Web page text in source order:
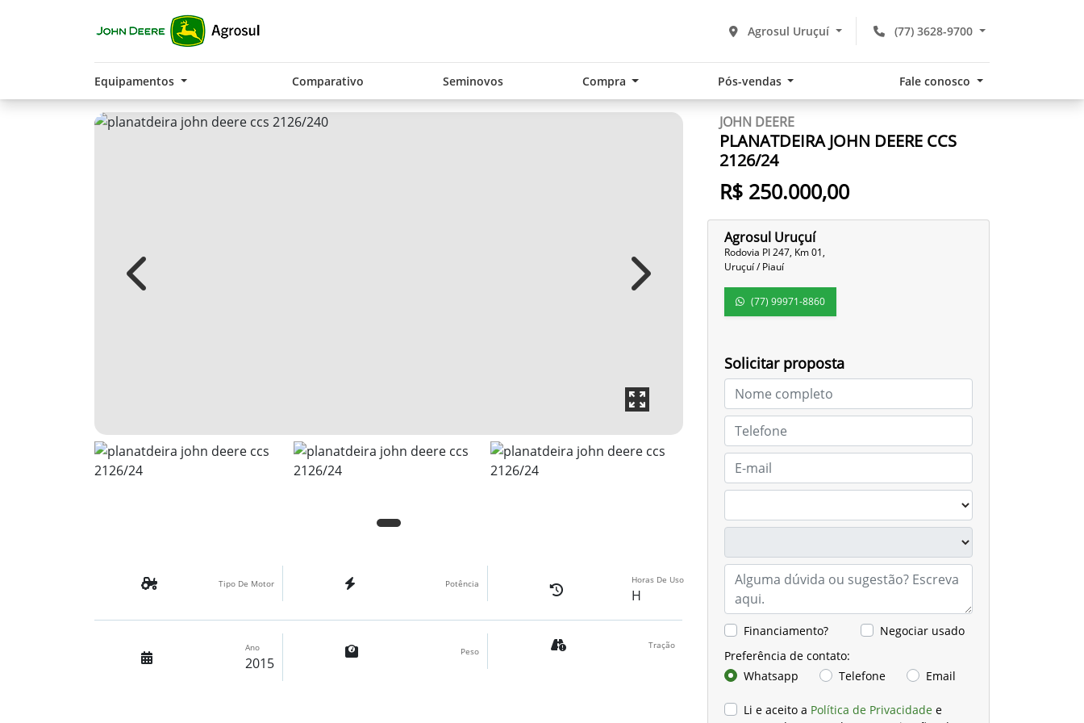
(77) 3628-9700
Agrosul Uruçuí
Equipamentos Comparativo Seminovos Compra Pós-vendas Fale conosco
JOHN DEERE
PLANATDEIRA JOHN DEERE CCS
2126/24
R$ 250.000,00
Agrosul Uruçuí
Rodovia PI 247, Km 01,
Uruçuí / Piauí
(77) 99971-8860
Solicitar proposta
Financiamento?
Negociar usado
Preferência de contato:
Whatsapp
Telefone Email
Li e aceito a Política de Privacidade e
Previous Next
Tipo De Motor Potência Horas De Uso
H
Ano
2015
Peso
Tração